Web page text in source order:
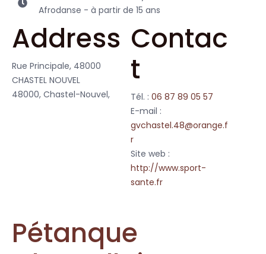
Afrodanse - à partir de 15 ans
Address
Rue Principale, 48000
CHASTEL NOUVEL
48000, Chastel-Nouvel,
Contac
t
Tél. : 06 87 89 05 57
E-mail :
gvchastel.48@orange.f
r
Site web :
http://www.sport-
sante.fr
Pétanque